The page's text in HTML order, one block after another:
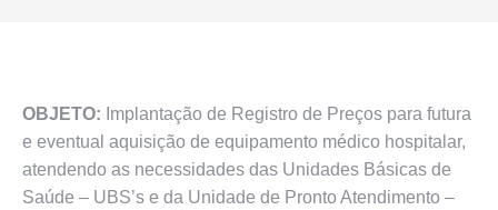
OBJETO: Implantação de Registro de Preços para futura
e eventual aquisição de equipamento médico hospitalar,
atendendo as necessidades das Unidades Básicas de
Saúde – UBS’s e da Unidade de Pronto Atendimento –